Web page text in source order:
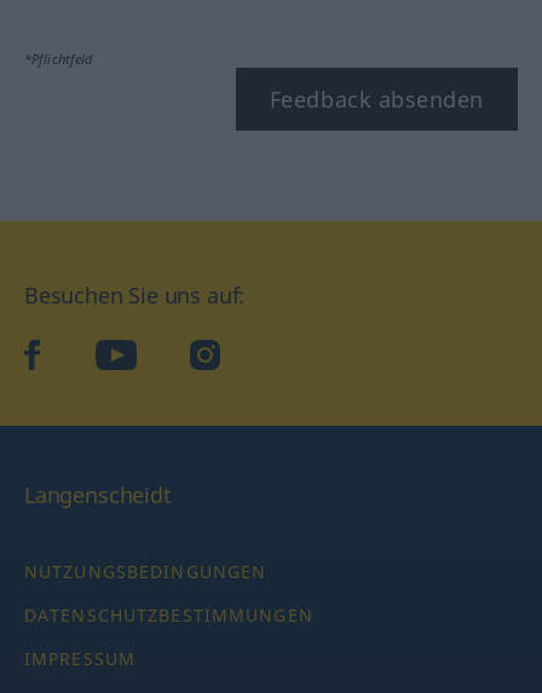
*Pflichtfeld
Feedback absenden
Besuchen Sie uns auf:
facebookYouTube Instagram
Langenscheidt
NUTZUNGSBEDINGUNGEN
DATENSCHUTZBESTIMMUNGEN
IMPRESSUM